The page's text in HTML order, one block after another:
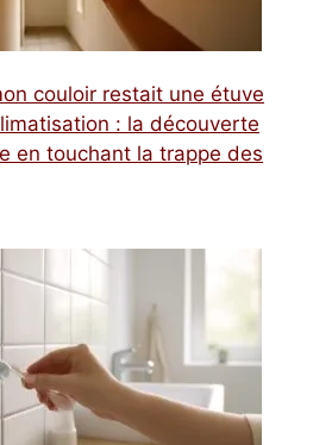
couloir restait une étuve
: la découverte
en touchant la trappe des